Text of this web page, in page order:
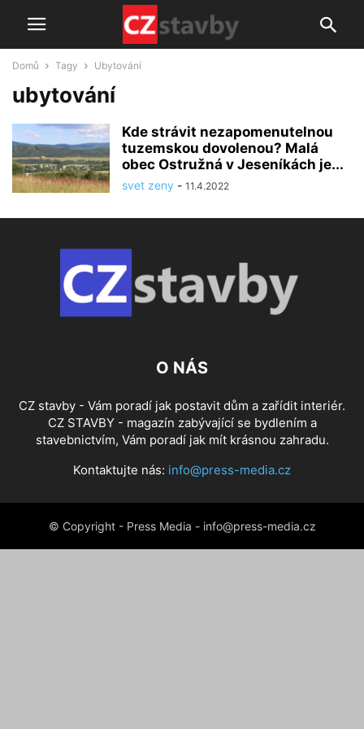
Domů Tagy Ubytování
ubytování
Kde strávit nezapomenutelnou
tuzemskou dovolenou? Malá
obec Ostružná v Jeseníkách je...
svet zeny - 11.4.2022
O NÁS
CZ stavby - Vám poradí jak postavit dům a zařídit interiér.
CZ STAVBY - magazín zabývající se bydlením a
stavebnictvím, Vám poradí jak mít krásnou zahradu.
Kontaktujte nás: info@press-media.cz
© Copyright - Press Media - info@press-media.cz